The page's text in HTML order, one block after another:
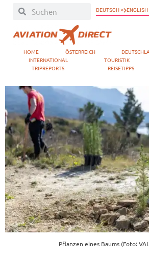
DEUTSCH » ENGLISH
HOME ÖSTERREICH
INTERNATIONAL
TOURISTIK
TRIPREPORTS
REISETIPPS
Pflanzen eines Baums (Foto: